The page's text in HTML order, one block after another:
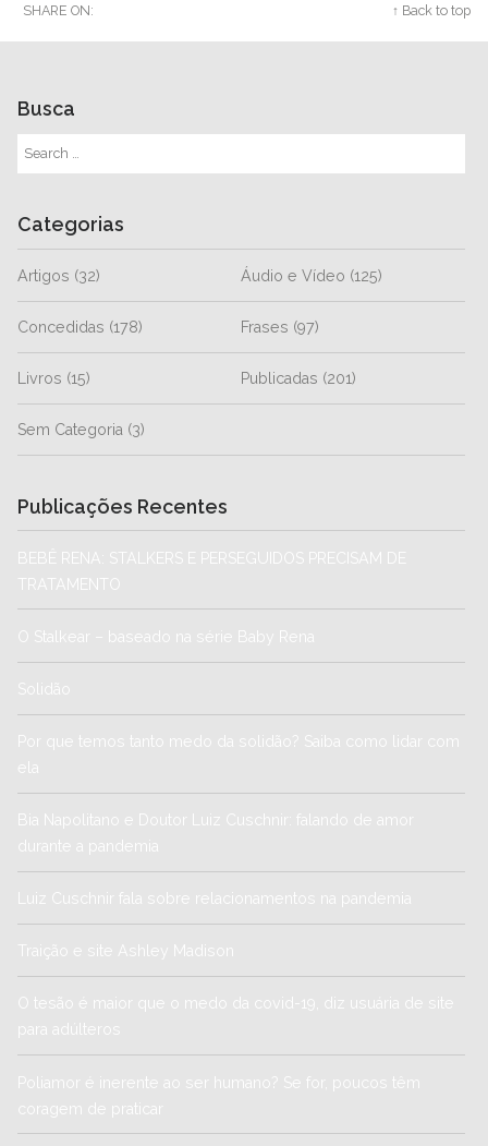
SHARE ON: ↑ Back to top
Busca
Categorias
Artigos (32) Áudio e Vídeo (125)
Concedidas (178) Frases (97)
Livros (15) Publicadas (201)
Sem Categoria (3)
Publicações Recentes
BEBÊ RENA: STALKERS E PERSEGUIDOS PRECISAM DE
TRATAMENTO
O Stalkear – baseado na série Baby Rena
Solidão
Por que temos tanto medo da solidão? Saiba como lidar com
ela
Bia Napolitano e Doutor Luiz Cuschnir: falando de amor
durante a pandemia
Luiz Cuschnir fala sobre relacionamentos na pandemia
Traição e site Ashley Madison
O tesão é maior que o medo da covid-19, diz usuária de site
para adúlteros
Poliamor é inerente ao ser humano? Se for, poucos têm
coragem de praticar